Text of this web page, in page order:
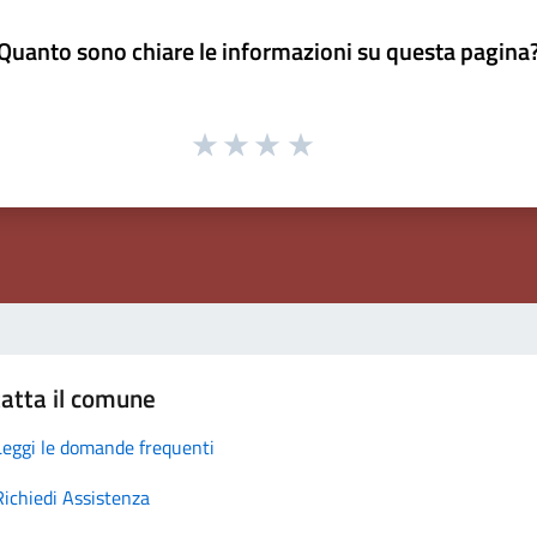
sono chiare le informazioni su questa
il comune
le domande frequenti
Assistenza